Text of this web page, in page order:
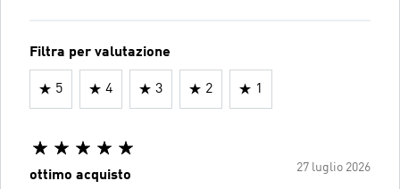
Filtra per valutazione
5 4 3 2 1
27 luglio 2026
ottimo acquisto